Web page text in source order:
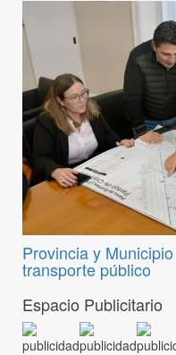
Provincia y
transporte público
Espacio Publicitario